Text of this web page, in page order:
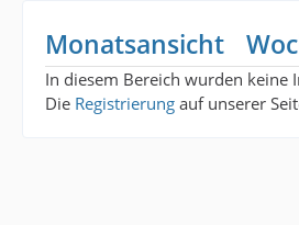
Monatsansicht
In diesem Bereich wurden keine
Die Registrierung auf unserer